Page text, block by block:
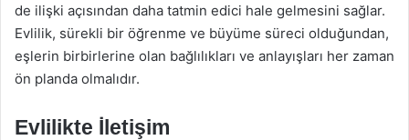
de ilişki açısından daha tatmin edici hale gelmesini sağlar.
Evlilik, sürekli bir öğrenme ve büyüme süreci olduğundan,
eşlerin birbirlerine olan bağlılıkları ve anlayışları her zaman
ön planda olmalıdır.
Evlilikte İletişim